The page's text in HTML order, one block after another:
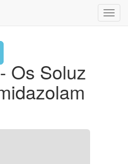
Os Soluz